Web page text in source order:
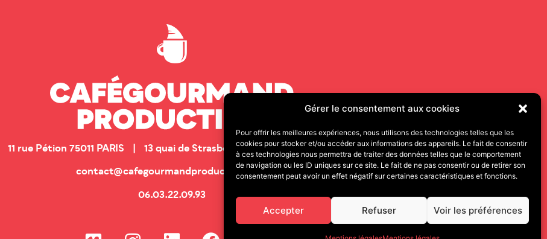
Gérer le consentement aux cookies
Pour offrir les meilleures expériences, nous utilisons des technologies telles que les
cookies pour stocker et/ou accéder aux informations des appareils. Le fait de consentir
à ces technologies nous permettra de traiter des données telles que le comportement
de navigation ou les ID uniques sur ce site. Le fait de ne pas consentir ou de retirer son
consentement peut avoir un effet négatif sur certaines caractéristiques et fonctions.
Accepter Refuser Voir les préférences
11 rue Pétion 75011 PARIS | 13 quai de Strasbourg 25000 BESANÇON
contact@cafegourmandproduction.com
06.03.22.09.93